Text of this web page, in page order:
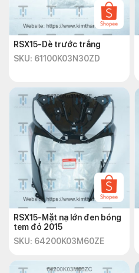
RSX15-Dè trước trắng
SKU: 61100K03N30ZD
RSX15-Mặt nạ lớn đen bóng
tem đỏ 2015
SKU: 64200K03M60ZE